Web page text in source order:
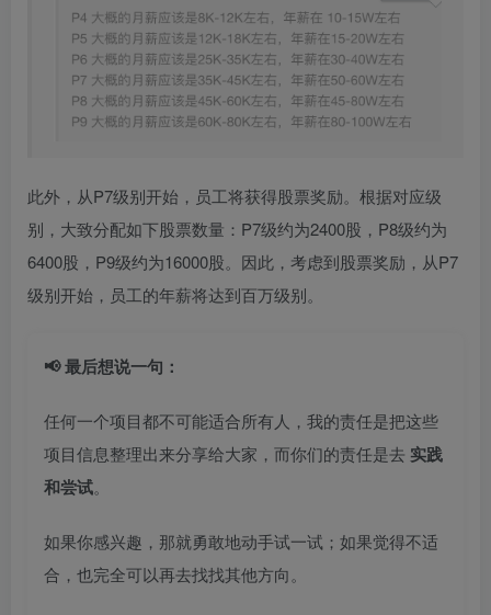
此外，从P7级别开始，员工将获得股票奖励。根据对应级
别，大致分配如下股票数量：P7级约为2400股，P8级约为
6400股，P9级约为16000股。因此，考虑到股票奖励，从P7
级别开始，员工的年薪将达到百万级别。
📢 最后想说一句：
任何一个项目都不可能适合所有人，我的责任是把这些
项目信息整理出来分享给大家，而你们的责任是去 实践
和尝试。
如果你感兴趣，那就勇敢地动手试一试；如果觉得不适
合，也完全可以再去找找其他方向。